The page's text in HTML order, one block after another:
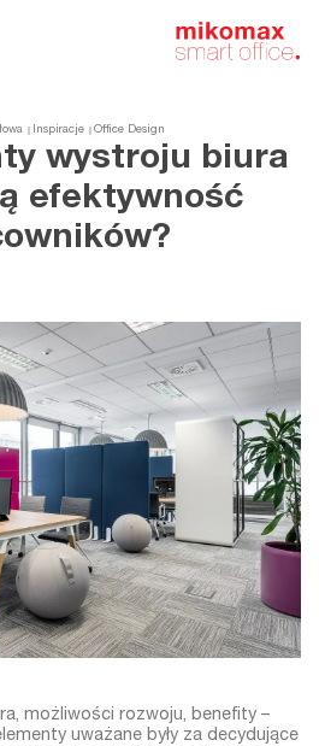
Inspiracje Office Design
wystroju biura
efektywność
możliwości rozwoju, benefity –
uważane były za decydujące